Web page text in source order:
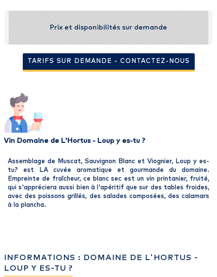
Prix et disponibilités sur demande
TARIFS SUR DEMANDE - CONTACTEZ-NOUS
Vin Domaine de L'Hortus - Loup y es-tu ?
Assemblage de Muscat, Sauvignon Blanc et Viognier, Loup y es-
tu? est LA cuvée aromatique et gourmande du domaine.
Empreinte de fraîcheur, ce blanc sec est un vin printanier, fruité,
qui s'appréciera aussi bien à l'apéritif que sur des tables froides,
avec des poissons grillés, des salades composées, des calamars
à la plancha.
INFORMATIONS : DOMAINE DE L'HORTUS -
LOUP Y ES-TU ?